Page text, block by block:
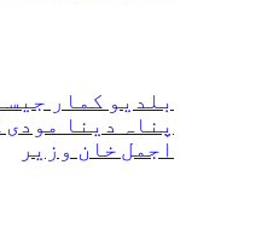
بلدیو کمار
پناہ دینا مودی
اجمل خان وزیر